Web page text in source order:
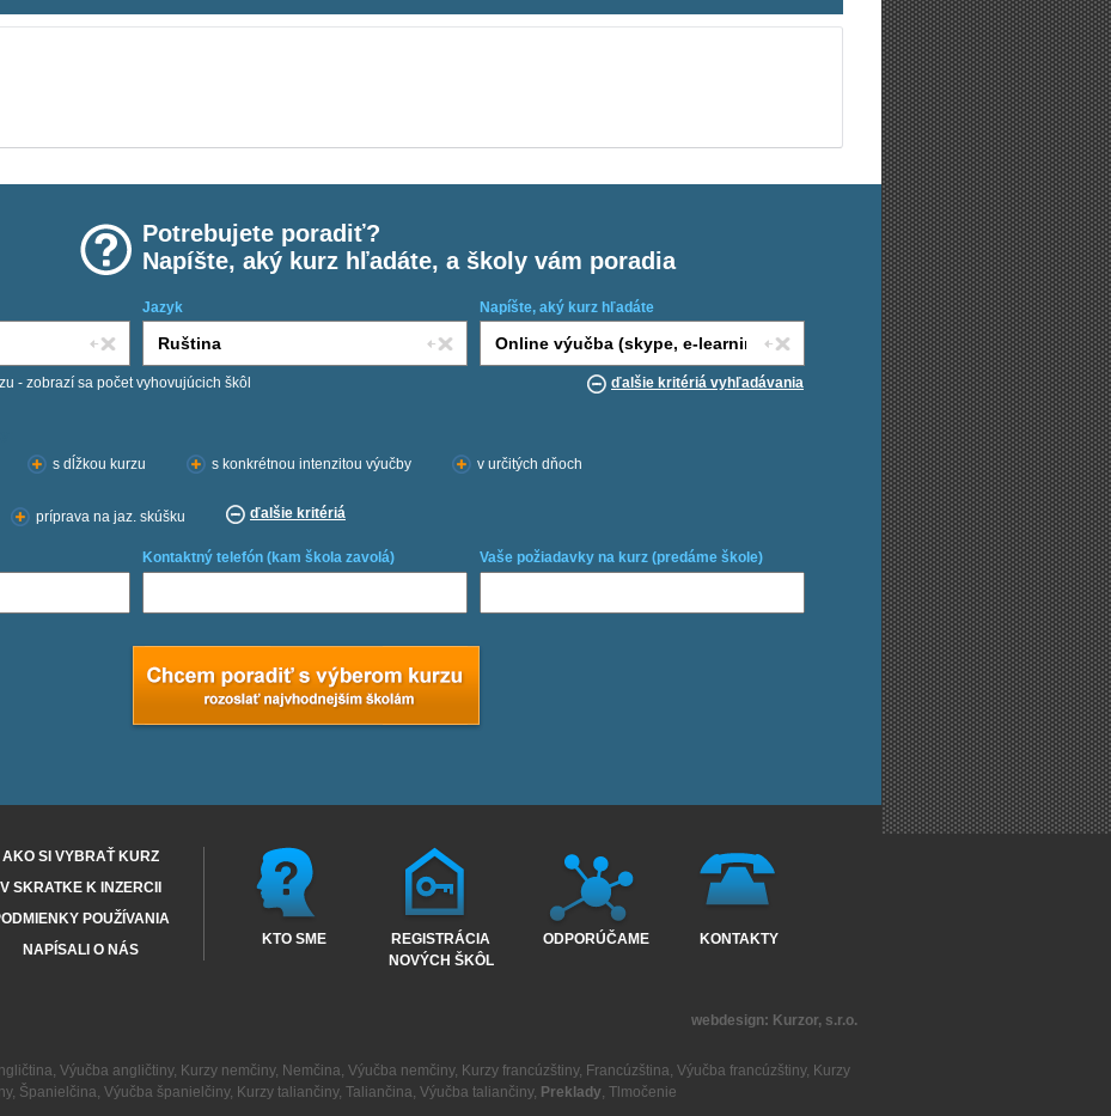
Potrebujete poradiť?
Napíšte, aký kurz hľadáte, a školy vám poradia
Jazyk Napíšte, aký kurz hľadáte
- zobrazí sa počet vyhovujúcich škôl ďalšie kritériá vyhľadávania
s dĺžkou kurzu s konkrétnou intenzitou výučby v určitých dňoch
príprava na jaz. skúšku ďalšie kritériá
Kontaktný telefón (kam škola zavolá) Vaše požiadavky na kurz (predáme škole)
AKO SI VYBRAŤ KURZ
V SKRATKE K INZERCII
POUŽÍVANIA
NAPÍSALI O NÁS
KTO SME
REGISTRÁCIA
NOVÝCH ŠKÔL
ODPORÚČAME KONTAKTY
webdesign: Kurzor, s.r.o.
, Výučba angličtiny, Kurzy nemčiny, Nemčina, Výučba nemčiny, Kurzy francúzštiny, Francúzština, Výučba francúzštiny, Kurzy
, Španielčina, Výučba španielčiny, Kurzy taliančiny, Taliančina, Výučba taliančiny, Preklady, Tlmočenie